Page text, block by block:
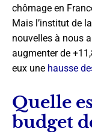
chômage en
Mais l’institut de
nouvelles à nous
augmenter de
eux une hausse
Quelle
budget